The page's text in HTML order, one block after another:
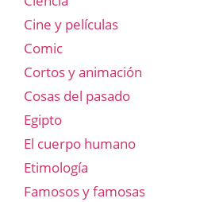
Cine y películas
Comic
Cortos y animación
Cosas del pasado
Egipto
El cuerpo humano
Etimología
Famosos y famosas